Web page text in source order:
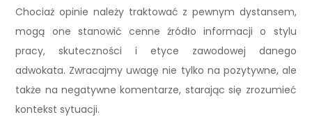
Chociaż opinie należy traktować z pewnym dystansem,
mogą one stanowić cenne źródło informacji o stylu
pracy, skuteczności i etyce zawodowej danego
adwokata. Zwracajmy uwagę nie tylko na pozytywne, ale
także na negatywne komentarze, starając się zrozumieć
kontekst sytuacji.